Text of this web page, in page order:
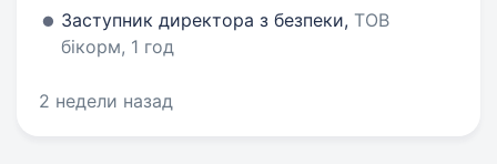
Заступник директора з безпеки, ТОВ
бікорм, 1 год
2 недели назад